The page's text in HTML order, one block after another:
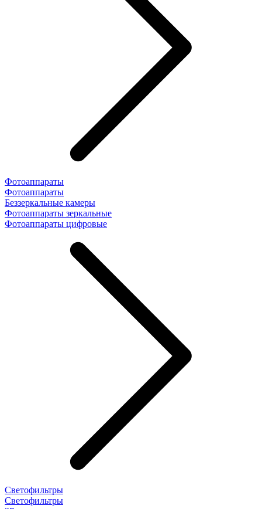
Фотоаппараты
Фотоаппараты
Беззеркальные камеры
Фотоаппараты зеркальные
Фотоаппараты цифровые
Светофильтры
Светофильтры